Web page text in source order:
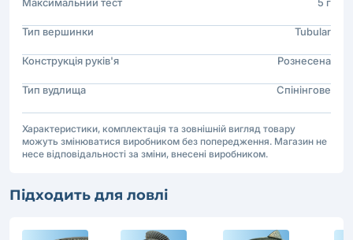
Тип вершинки Tubular
Конструкція руків'я Рознесена
Тип вудлища Спінінгове
Характеристики, комплектація та зовнішній вигляд товару
можуть змінюватися виробником без попередження. Магазин не
несе відповідальності за зміни, внесені виробником.
Підходить для ловлі